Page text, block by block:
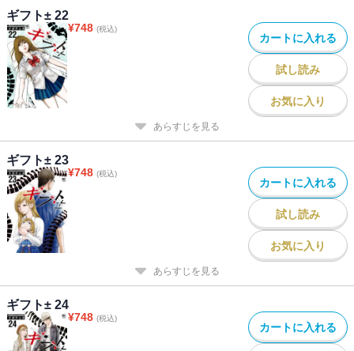
ギフト± 22
¥748 (税込)
カートに入れる
試し読み
お気に入り
あらすじを見る
ギフト± 23
¥748 (税込)
カートに入れる
試し読み
お気に入り
あらすじを見る
ギフト± 24
¥748 (税込)
カートに入れる